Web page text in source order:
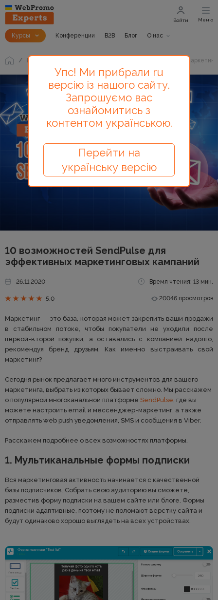
Курсы Конференции B2B Блог О нас
Войти Меню
Блог 10 возможностей SendPulse для эффективных
10 возможностей SendPulse для
эффективных маркетинговых кампаний
26.11.2020 Время чтения: 13 мин.
5.0 20046 просмотров
Маркетинг — это база, которая может закрепить ваши продажи
в стабильном потоке, чтобы покупатели не уходили после
первой-второй покупки, а оставались с компанией надолго,
рекомендуя бренд друзьям. Как именно выстраивать свой
маркетинг?
Сегодня рынок предлагает много инструментов для вашего
маркетинга, выбрать из которых бывает сложно. Мы расскажем
о популярной многоканальной платформе SendPulse, где вы
можете настроить email и мессенджер-маркетинг, а также
отправлять web push уведомления, SMS и сообщения в Viber.
Расскажем подробнее о всех возможностях платформы.
1. Мультиканальные формы подписки
Вся маркетинговая активность начинается с качественной
базы подписчиков. Собрать свою аудиторию вы сможете,
разместив форму подписки на вашем сайте или блоге. Формы
подписки адаптивные, поэтому не поломают верстку сайта и
будут одинаково хорошо выглядеть на всех устройствах.
Упс! Ми прибрали ru
версію із нашого сайту.
Запрошуємо вас
ознайомитись з
контентом українською.
Перейти на
українську версію